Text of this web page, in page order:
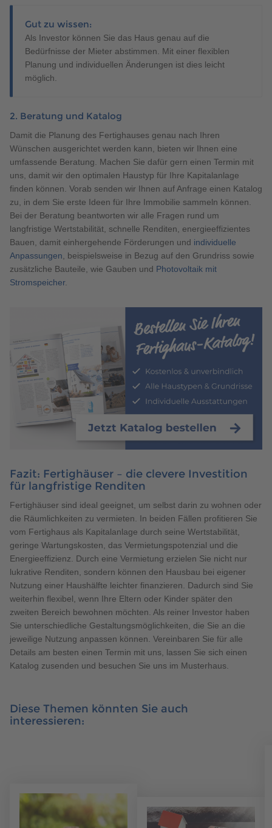
Gut zu wissen:
Als Investor können Sie das Haus genau auf die
Bedürfnisse der Mieter abstimmen. Mit einer flexiblen
Planung und individuellen Änderungen ist dies leicht
möglich.
2. Beratung und Katalog
Damit die Planung des Fertighauses genau nach Ihren
Wünschen ausgerichtet werden kann, bieten wir Ihnen eine
umfassende Beratung. Machen Sie dafür gern einen Termin mit
uns, damit wir den optimalen Haustyp für Ihre Kapitalanlage
finden können. Vorab senden wir Ihnen auf Anfrage einen Katalog
zu, in dem Sie erste Ideen für Ihre Immobilie sammeln können.
Bei der Beratung beantworten wir alle Fragen rund um
langfristige Wertstabilität, schnelle Renditen, energieeffizientes
Bauen, damit einhergehende Förderungen und individuelle
Anpassungen, beispielsweise in Bezug auf den Grundriss sowie
zusätzliche Bauteile, wie Gauben und Photovoltaik mit
Stromspeicher.
Fazit: Fertighäuser – die clevere Investition
für langfristige Renditen
Fertighäuser sind ideal geeignet, um selbst darin zu wohnen oder
die Räumlichkeiten zu vermieten. In beiden Fällen profitieren Sie
vom Fertighaus als Kapitalanlage durch seine Wertstabilität,
geringe Wartungskosten, das Vermietungspotenzial und die
Energieeffizienz. Durch eine Vermietung erzielen Sie nicht nur
lukrative Renditen, sondern können den Hausbau bei eigener
Nutzung einer Haushälfte leichter finanzieren. Dadurch sind Sie
weiterhin flexibel, wenn Ihre Eltern oder Kinder später den
zweiten Bereich bewohnen möchten. Als reiner Investor haben
Sie unterschiedliche Gestaltungsmöglichkeiten, die Sie an die
jeweilige Nutzung anpassen können. Vereinbaren Sie für alle
Details am besten einen Termin mit uns, lassen Sie sich einen
Katalog zusenden und besuchen Sie uns im Musterhaus.
Diese Themen könnten Sie auch
interessieren: